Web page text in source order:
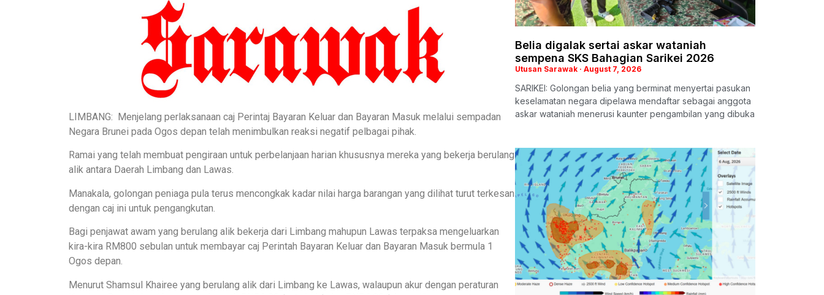
LIMBANG: Menjelang perlaksanaan caj Perintaj Bayaran Keluar dan Bayaran Masuk melalui sempadan
Negara Brunei pada Ogos depan telah menimbulkan reaksi negatif pelbagai pihak.
Ramai yang telah membuat pengiraan untuk perbelanjaan harian khususnya mereka yang bekerja berulang
alik antara Daerah Limbang dan Lawas.
Manakala, golongan peniaga pula terus mencongkak kadar nilai harga barangan yang dilihat turut terkesan
dengan caj ini untuk pengangkutan.
Bagi penjawat awam yang berulang alik bekerja dari Limbang mahupun Lawas terpaksa mengeluarkan
kira-kira RM800 sebulan untuk membayar caj Perintah Bayaran Keluar dan Bayaran Masuk bermula 1
Ogos depan.
Menurut Shamsul Khairee yang berulang alik dari Limbang ke Lawas, walaupun akur dengan peraturan
Belia digalak sertai askar wataniah
sempena SKS Bahagian Sarikei 2026
Utusan Sarawak August 7, 2026
SARIKEI: Golongan belia yang berminat menyertai pasukan
keselamatan negara dipelawa mendaftar sebagai anggota
askar wataniah menerusi kaunter pengambilan yang dibuka